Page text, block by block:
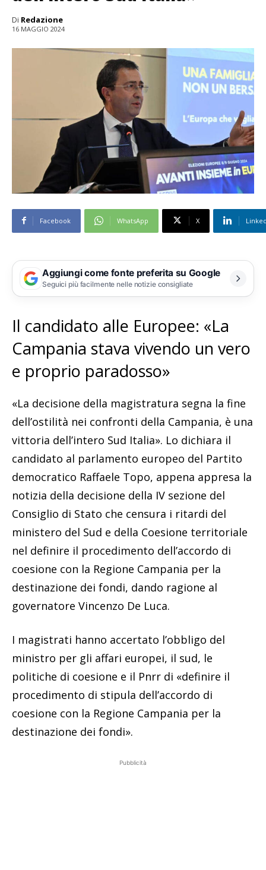
Di Redazione
16 MAGGIO 2024
Facebook WhatsApp X
Aggiungi come fonte preferita su Google
Seguici più facilmente nelle notizie consigliate
Il candidato alle Europee: «La
Campania stava vivendo un vero
e proprio paradosso»
«La decisione della magistratura segna la fine
dell’ostilità nei confronti della Campania, è una
vittoria dell’intero Sud Italia». Lo dichiara il
candidato al parlamento europeo del Partito
democratico Raffaele Topo, appena appresa la
notizia della decisione della IV sezione del
Consiglio di Stato che censura i ritardi del
ministero del Sud e della Coesione territoriale
nel definire il procedimento dell’accordo di
coesione con la Regione Campania per la
destinazione dei fondi, dando ragione al
governatore Vincenzo De Luca.
I magistrati hanno accertato l’obbligo del
ministro per gli affari europei, il sud, le
politiche di coesione e il Pnrr di «definire il
procedimento di stipula dell’accordo di
coesione con la Regione Campania per la
destinazione dei fondi».
Pubblicità